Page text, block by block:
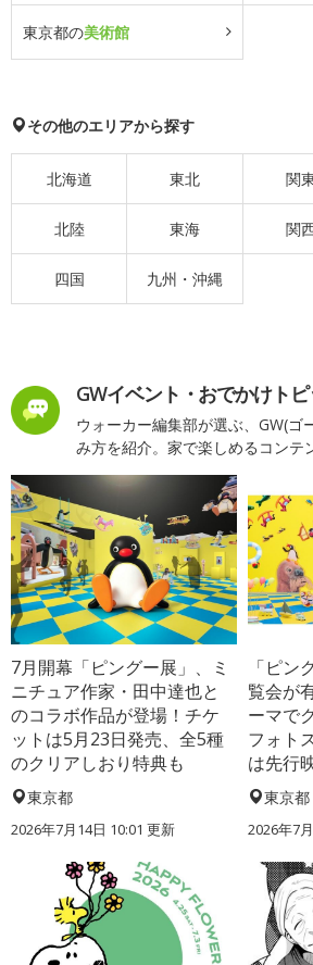
東京都の美術館
その他のエリアから探す
北海道 東北 関
北陸 東海 関
四国 九州・沖縄
GWイベント・おでかけトピ
ウォーカー編集部が選ぶ、GW(ゴ
み方を紹介。家で楽しめるコンテ
7月開幕「ピングー展」、ミ
ニチュア作家・田中達也と
のコラボ作品が登場！チケ
ットは5月23日発売、全5種
のクリアしおり特典も
東京都
2026年7月14日 10:01 更新
「ピン
覧会が
ーマで
フォト
は先行
東京都
2026年7